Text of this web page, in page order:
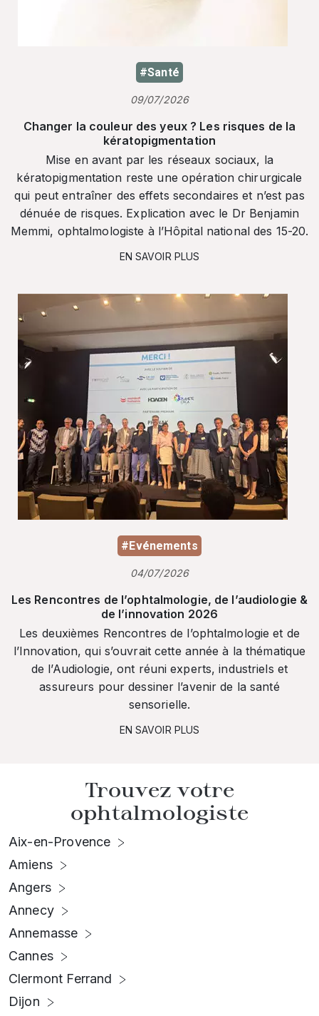
#Santé
09/07/2026
Changer la couleur des yeux ? Les risques de la
kératopigmentation
Mise en avant par les réseaux sociaux, la
kératopigmentation reste une opération chirurgicale
qui peut entraîner des effets secondaires et n’est pas
dénuée de risques. Explication avec le Dr Benjamin
Memmi, ophtalmologiste à l’Hôpital national des 15-20.
EN SAVOIR PLUS
#Evénements
04/07/2026
Les Rencontres de l’ophtalmologie, de l’audiologie &
de l’innovation 2026
Les deuxièmes Rencontres de l’ophtalmologie et de
l’Innovation, qui s’ouvrait cette année à la thématique
de l’Audiologie, ont réuni experts, industriels et
assureurs pour dessiner l’avenir de la santé
sensorielle.
EN SAVOIR PLUS
Trouvez votre
ophtalmologiste
Aix-en-Provence
Amiens
Angers
Annecy
Annemasse
Cannes
Clermont Ferrand
Dijon